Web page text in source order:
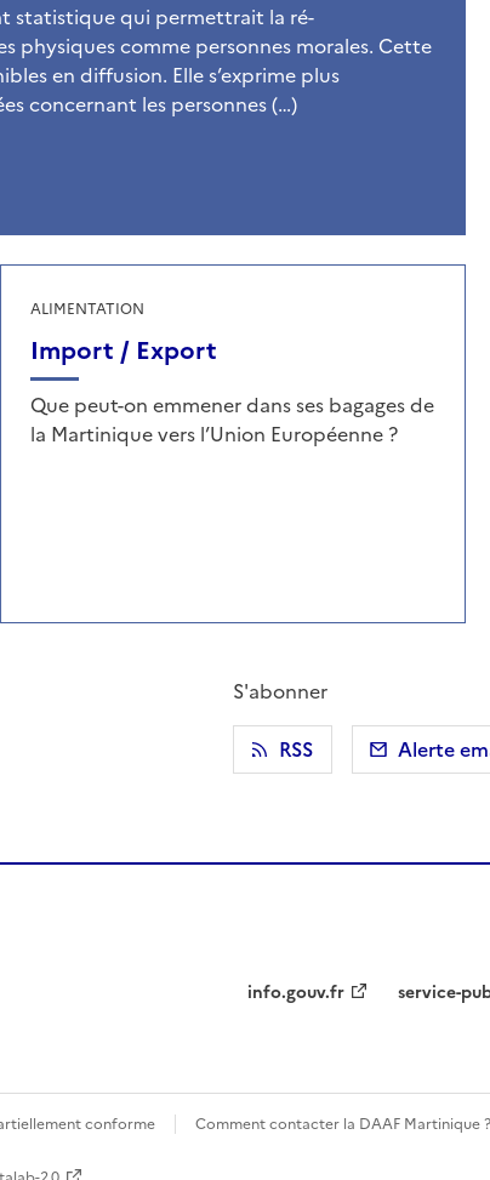
statistique qui permettrait la ré-
physiques comme personnes morales. Cette
en diffusion. Elle s’exprime plus
concernant les personnes (…)
Import / Export
ALIMENTATION
Que peut-on emmener dans ses bagages de
la Martinique vers l’Union Européenne ?
S'abonner
RSS
Alerte
info.gouv.fr service-
conforme Comment contacter la DAAF Martinique ?